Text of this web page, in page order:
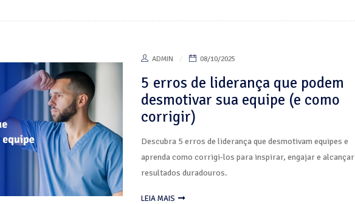
ADMIN 08/10/2025
5 erros de liderança que podem
desmotivar sua equipe (e como
corrigir)
Descubra 5 erros de liderança que desmotivam equipes e
aprenda como corrigi-los para inspirar, engajar e alcançar
resultados duradouros.
LEIA MAIS